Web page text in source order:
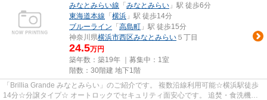
みなとみらい線 「 みなとみらい 」駅 徒歩6分
東海道本線 「 横浜 」駅 徒歩14分
ブルーライン 「 高島町 」駅 徒歩15分
神奈川県横浜市西区みなとみらい ５丁目
24.5万円
築年数：築19年 ｜募集中： 1室
階数：30階建 地下1階
「Brillia Grande みなとみらい」のご紹介です。 複数沿線利用可能☆横浜駅徒歩
14分☆分譲タイプ☆ オートロックでセキュリティ面安心です。 追焚・食洗機な